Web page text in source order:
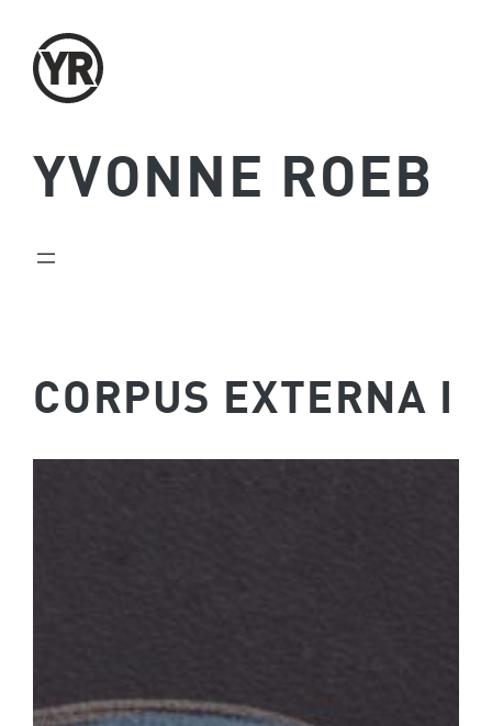
Inhalt
springen
YVONNE ROEB
CORPUS EXTERNA I